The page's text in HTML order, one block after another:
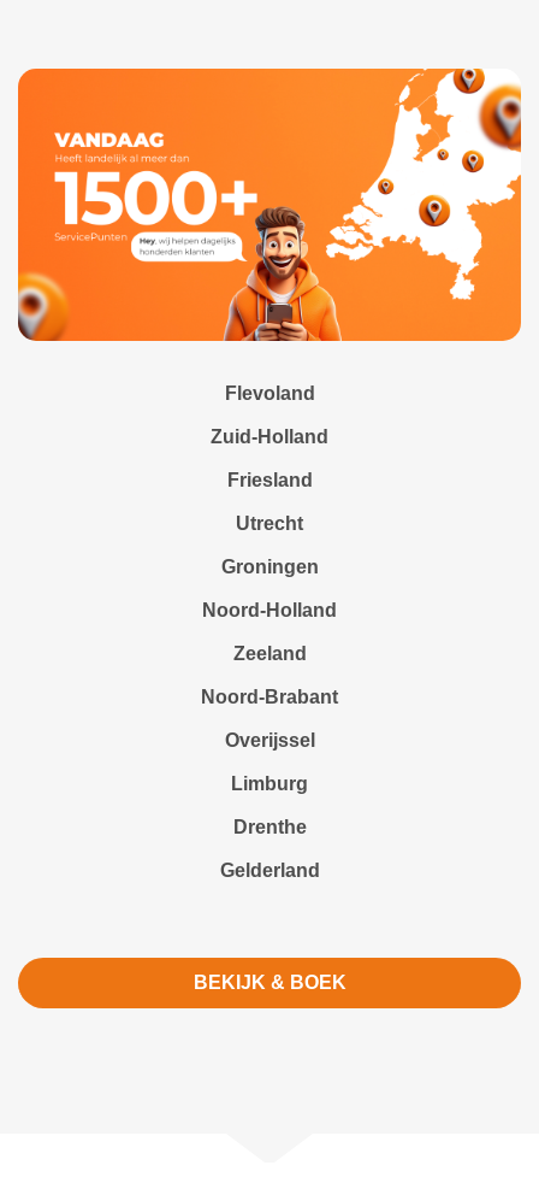
Flevoland
Zuid-Holland
Friesland
Utrecht
Groningen
Noord-Holland
Zeeland
Noord-Brabant
Overijssel
Limburg
Drenthe
Gelderland
BEKIJK & BOEK